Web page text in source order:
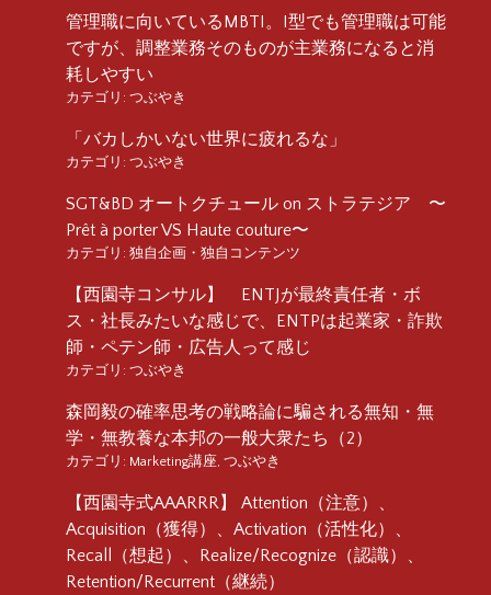
管理職に向いているMBTI。I型でも管理職は可能
ですが、調整業務そのものが主業務になると消
耗しやすい
カテゴリ: つぶやき
「バカしかいない世界に疲れるな」
カテゴリ: つぶやき
SGT&BD オートクチュール on ストラテジア 〜
Prêt à porter VS Haute couture〜
カテゴリ: 独自企画・独自コンテンツ
【西園寺コンサル】 ENTJが最終責任者・ボ
ス・社長みたいな感じで、ENTPは起業家・詐欺
師・ペテン師・広告人って感じ
カテゴリ: つぶやき
森岡毅の確率思考の戦略論に騙される無知・無
学・無教養な本邦の一般大衆たち（2）
カテゴリ: Marketing講座, つぶやき
【西園寺式AAARRR】 Attention（注意）、
Acquisition（獲得）、Activation（活性化）、
Recall（想起）、Realize/Recognize（認識）、
Retention/Recurrent（継続）